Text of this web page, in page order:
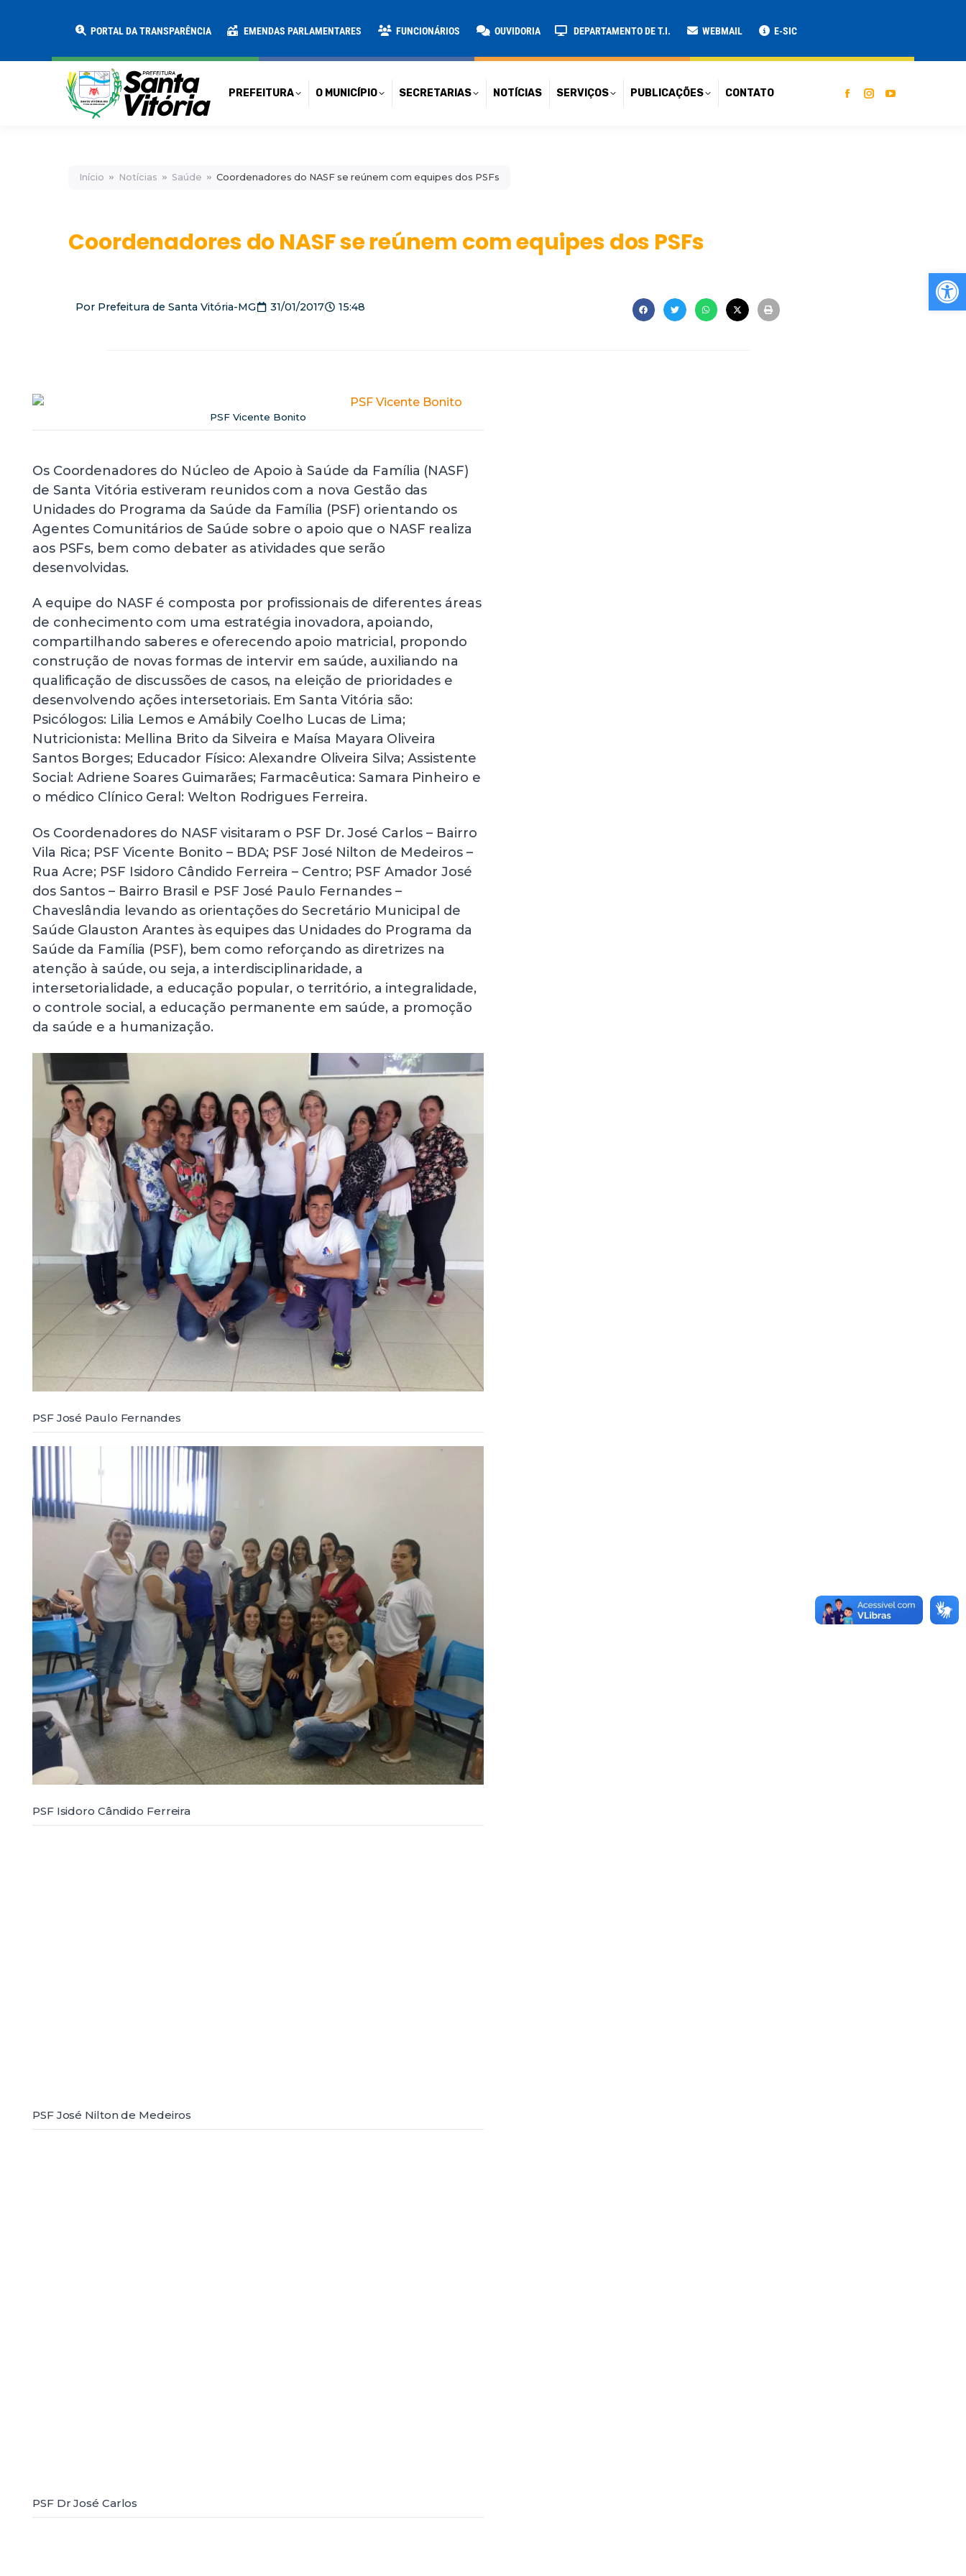
PORTAL DA TRANSPARÊNCIA EMENDAS PARLAMENTARES FUNCIONÁRIOS OUVIDORIA DEPARTAMENTO DE T.I. WEBMAIL E-SIC
PREFEITURA O MUNICÍPIO SECRETARIAS NOTÍCIAS SERVIÇOS PUBLICAÇÕES CONTATO
Início Notícias Saúde Coordenadores do NASF se reúnem com equipes dos PSFs
Coordenadores do NASF se reúnem com equipes dos PSFs
Por Prefeitura de Santa Vitória-MG 31/01/2017 15:48
PSF Vicente Bonito
Os Coordenadores do Núcleo de Apoio à Saúde da Família (NASF)
de Santa Vitória estiveram reunidos com a nova Gestão das
Unidades do Programa da Saúde da Família (PSF) orientando os
Agentes Comunitários de Saúde sobre o apoio que o NASF realiza
aos PSFs, bem como debater as atividades que serão
desenvolvidas.
A equipe do NASF é composta por profissionais de diferentes áreas
de conhecimento com uma estratégia inovadora, apoiando,
compartilhando saberes e oferecendo apoio matricial, propondo
construção de novas formas de intervir em saúde, auxiliando na
qualificação de discussões de casos, na eleição de prioridades e
desenvolvendo ações intersetoriais. Em Santa Vitória são:
Psicólogos: Lilia Lemos e Amábily Coelho Lucas de Lima;
Nutricionista: Mellina Brito da Silveira e Maísa Mayara Oliveira
Santos Borges; Educador Físico: Alexandre Oliveira Silva; Assistente
Social: Adriene Soares Guimarães; Farmacêutica: Samara Pinheiro e
o médico Clínico Geral: Welton Rodrigues Ferreira.
Os Coordenadores do NASF visitaram o PSF Dr. José Carlos – Bairro
Vila Rica; PSF Vicente Bonito – BDA; PSF José Nilton de Medeiros –
Rua Acre; PSF Isidoro Cândido Ferreira – Centro; PSF Amador José
dos Santos – Bairro Brasil e PSF José Paulo Fernandes –
Chaveslândia levando as orientações do Secretário Municipal de
Saúde Glauston Arantes às equipes das Unidades do Programa da
Saúde da Família (PSF), bem como reforçando as diretrizes na
atenção à saúde, ou seja, a interdisciplinaridade, a
intersetorialidade, a educação popular, o território, a integralidade,
o controle social, a educação permanente em saúde, a promoção
da saúde e a humanização.
PSF José Paulo Fernandes
PSF Isidoro Cândido Ferreira